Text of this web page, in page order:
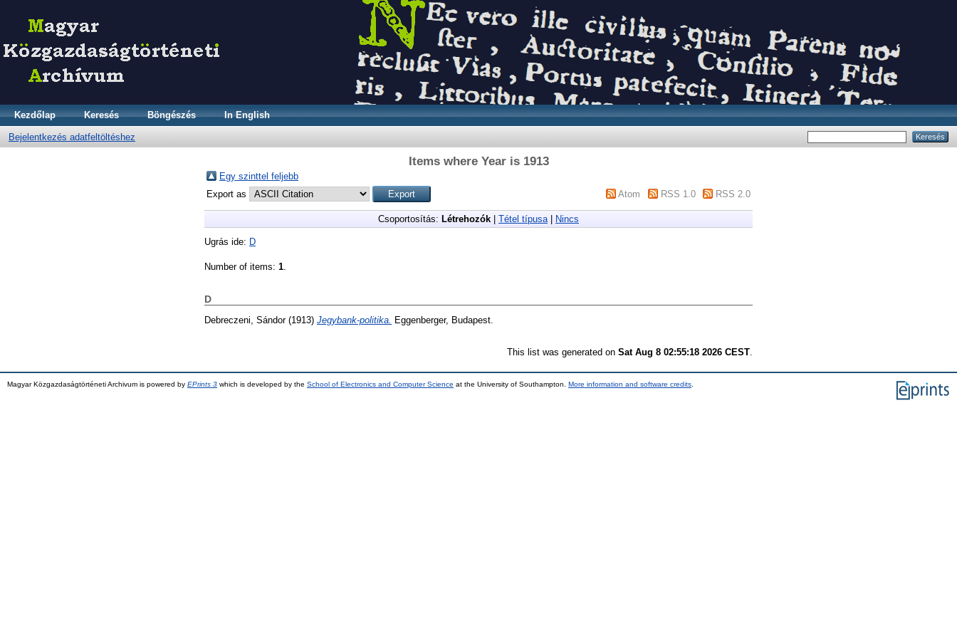
Kezdőlap Keresés Böngészés In English
Bejelentkezés adatfeltöltéshez
Items where Year is 1913
Egy szinttel feljebb
Export as
Atom RSS 1.0 RSS 2.0
Csoportosítás: Létrehozók Tétel típusa| Nincs
Ugrás ide: D
Number of items: 1.
D
Debreczeni, Sándor(1913) Jegybank-politika. Eggenberger, Budapest.
This list was generated on Sat Aug 8 02:55:18 2026 CEST
Magyar Közgazdaságtörténeti Archivum is powered by EPrints 3 which is developed by the School of Electronics and Computer Science at the University of Southampton. More information and software credits